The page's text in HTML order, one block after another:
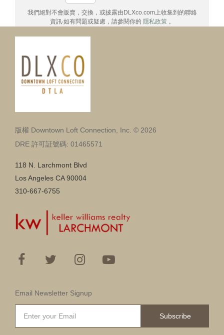
我們絕對不會販賣，交換，或披露由DLXco.com上收集到的聯絡
資訊‧如有問題或疑慮，請參閱你的 隱私政策 。
版權 Downtown Loft Connection, Inc. © 2026
DRE 許可証號碼: 01465571
118 N. Larchmont Blvd
Los Angeles CA 90004
310-667-6755
Email Newsletter Signup
Subscribe